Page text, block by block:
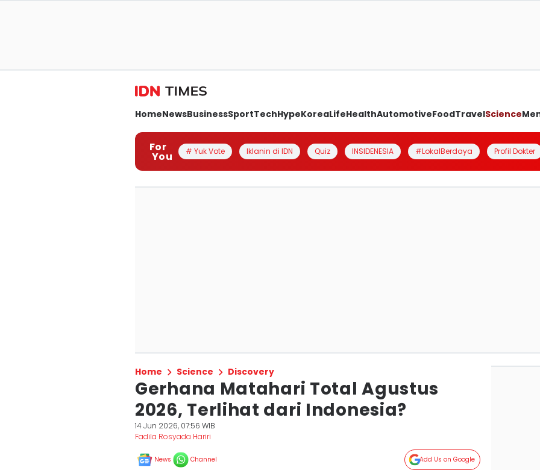
HomeNewsBusinessSportTechHypeKoreaLifeHealthAutomotiveFoodTravelScience
For
You # Yuk Vote Iklanin di IDN Quiz INSIDENESIA #LokalBerdaya Profil Dokter
Home Science Discovery
Gerhana Matahari Total Agustus
2026, Terlihat dari Indonesia?
14 Jun 2026, 07:56 WIB
Fadila Rosyada Hariri
News Channel Add Us on Google